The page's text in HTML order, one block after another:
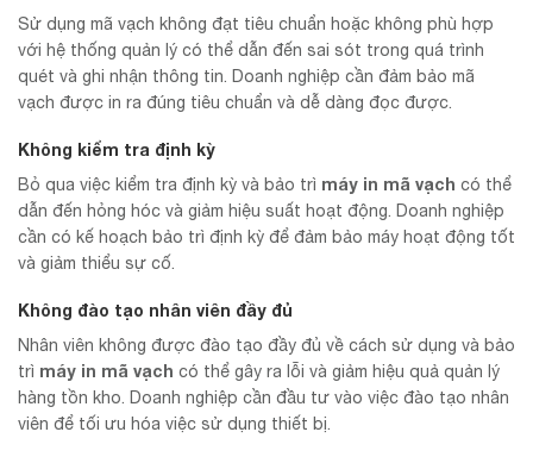
Sử dụng mã vạch không đạt tiêu chuẩn hoặc không phù hợp
với hệ thống quản lý có thể dẫn đến sai sót trong quá trình
quét và ghi nhận thông tin. Doanh nghiệp cần đảm bảo mã
vạch được in ra đúng tiêu chuẩn và dễ dàng đọc được.
Không kiểm tra định kỳ
Bỏ qua việc kiểm tra định kỳ và bảo trì máy in mã vạch có thể
dẫn đến hỏng hóc và giảm hiệu suất hoạt động. Doanh nghiệp
cần có kế hoạch bảo trì định kỳ để đảm bảo máy hoạt động tốt
và giảm thiểu sự cố.
Không đào tạo nhân viên đầy đủ
Nhân viên không được đào tạo đầy đủ về cách sử dụng và bảo
trì máy in mã vạch có thể gây ra lỗi và giảm hiệu quả quản lý
hàng tồn kho. Doanh nghiệp cần đầu tư vào việc đào tạo nhân
viên để tối ưu hóa việc sử dụng thiết bị.